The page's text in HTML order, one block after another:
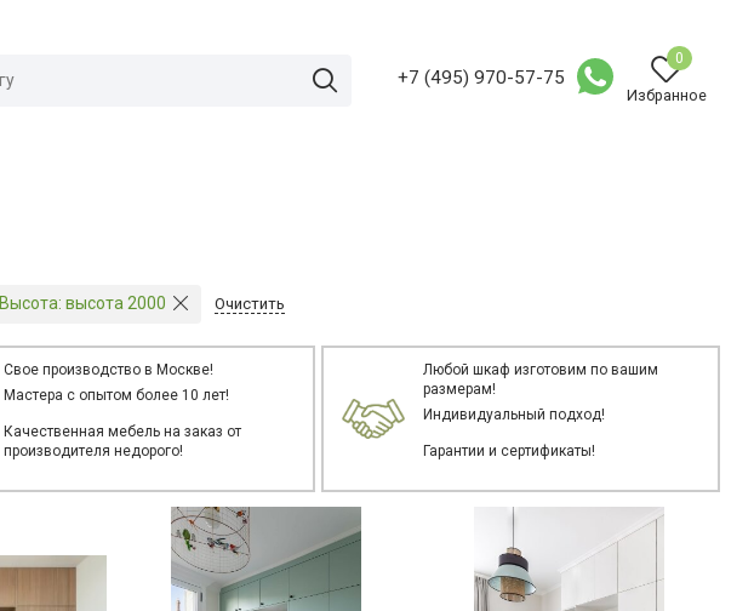
+7 (495) 970-57-75
0
Избранное
Высота: высота 2000 Очистить
Свое производство в Москве!
Мастера с опытом более 10 лет!
Качественная мебель на заказ от
производителя недорого!
Любой шкаф изготовим по вашим
размерам!
Индивидуальный подход!
Гарантии и сертификаты!